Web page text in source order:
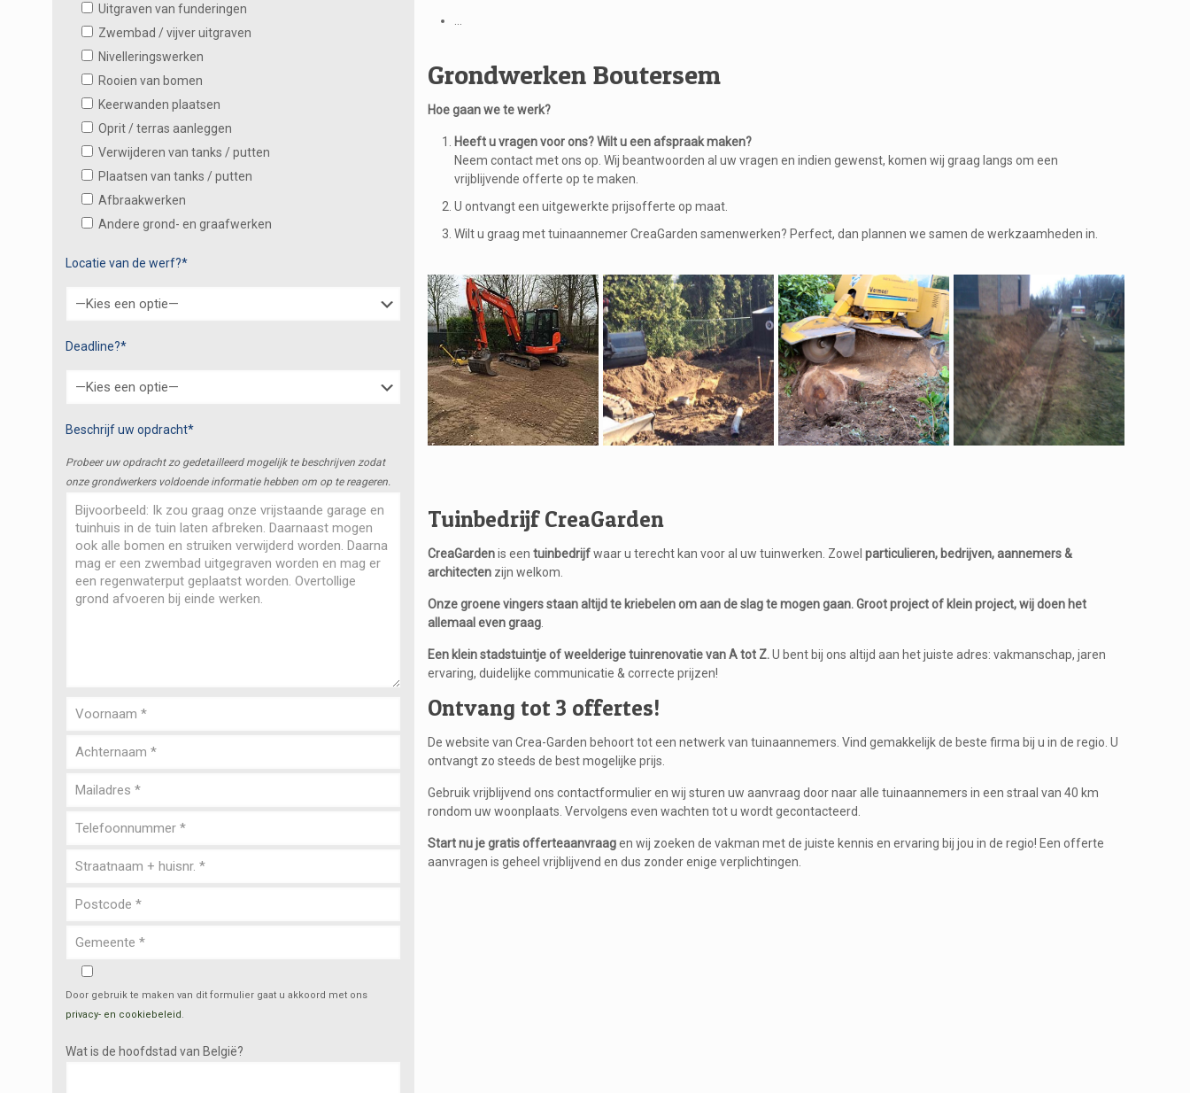
Uitgraven van funderingen
Zwembad / vijver uitgraven
Nivelleringswerken
Rooien van bomen
Keerwanden plaatsen
Oprit / terras aanleggen
Verwijderen van tanks / putten
Plaatsen van tanks / putten
Afbraakwerken
Andere grond- en graafwerken
Locatie van de werf?*
Deadline?*
Beschrijf uw opdracht*
Probeer uw opdracht zo gedetailleerd mogelijk te beschrijven zodat
onze grondwerkers voldoende informatie hebben om op te reageren.
Door gebruik te maken van dit formulier gaat u akkoord met ons
privacy- en cookiebeleid.
Wat is de hoofdstad van België?
Grondwerken Boutersem
Hoe gaan we te werk?
Heeft u vragen voor ons? Wilt u een afspraak maken?
Neem contact met ons op. Wij beantwoorden al uw vragen en indien gewenst, komen wij graag langs om een
vrijblijvende offerte op te maken.
U ontvangt een uitgewerkte prijsofferte op maat.
Wilt u graag met tuinaannemer CreaGarden samenwerken? Perfect, dan plannen we samen de werkzaamheden in.
Tuinbedrijf CreaGarden
CreaGardenis een tuinbedrijfwaar u terecht kan voor al uw tuinwerken. Zowel particulieren, bedrijven, aannemers &
architectenzijn welkom.
Onze groene vingers staan altijd te kriebelen om aan de slag te mogen gaan.Groot project of klein project, wij doen het
allemaal even graag.
Een klein stadstuintje of weelderige tuinrenovatie van A tot Z.U bent bij ons altijd aan het juiste adres: vakmanschap, jaren
ervaring, duidelijke communicatie & correcte prijzen!
Ontvang tot 3 offertes!
De website van Crea-Garden behoort tot een netwerk van tuinaannemers. Vind gemakkelijk de beste firma bij u in de regio. U
ontvangt zo steeds de best mogelijke prijs.
Gebruik vrijblijvend ons contactformulier en wij sturen uw aanvraag door naar alle tuinaannemers in een straal van 40 km
rondom uw woonplaats. Vervolgens even wachten tot u wordt gecontacteerd.
Start nu je gratisofferteaanvraagen wij zoeken de vakman met de juiste kennis en ervaring bij jou in de regio! Een offerte
aanvragen is geheel vrijblijvend en dus zonder enige verplichtingen.